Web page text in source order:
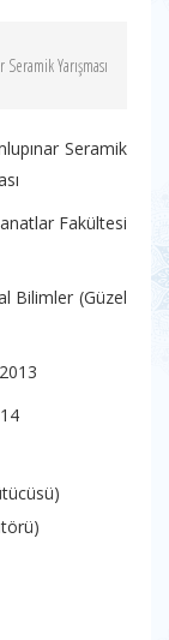
Yarışması
Seramik
Fakültesi
Bilimler (Güzel